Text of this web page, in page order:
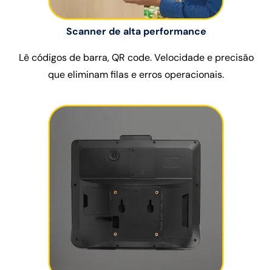
Scanner de alta performance
Lê códigos de barra, QR code. Velocidade e precisão
que eliminam filas e erros operacionais.